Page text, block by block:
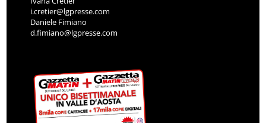
i.cretier@lgpresse.com
Daniele Fimiano
d.fimiano@lgpresse.com